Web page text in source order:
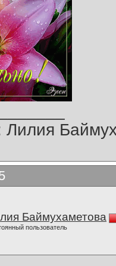
Баймухаметова
пользователь